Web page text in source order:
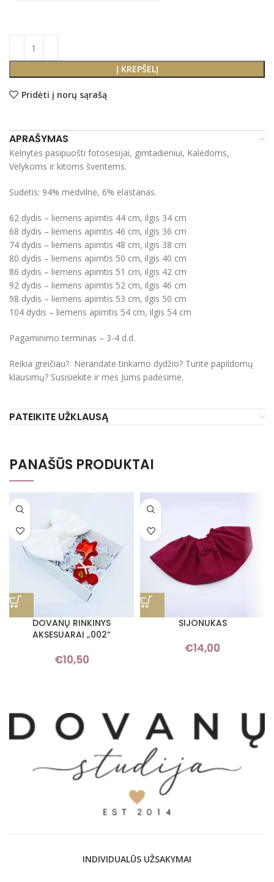
Į KREPŠELĮ
Pridėti į norų sąrašą
APRAŠYMAS
Kelnytės pasipuošti fotosesijai, gimtadieniui, Kalėdoms,
Velykoms ir kitoms šventėms.
Sudėtis: 94% medvilnė, 6% elastanas.
62 dydis – liemens apimtis 44 cm, ilgis 34 cm
68 dydis – liemens apimtis 46 cm, ilgis 36 cm
74 dydis – liemens apimtis 48 cm, ilgis 38 cm
80 dydis – liemens apimtis 50 cm, ilgis 40 cm
86 dydis – liemens apimtis 51 cm, ilgis 42 cm
92 dydis – liemens apimtis 52 cm, ilgis 46 cm
98 dydis – liemens apimtis 53 cm, ilgis 50 cm
104 dydis – liemens apimtis 54 cm, ilgis 54 cm
Pagaminimo terminas – 3-4 d.d.
Reikia greičiau? Nerandate tinkamo dydžio? Turite papildomų
klausimų? Susisiekite ir mes Jums padėsime.
PATEIKITE UŽKLAUSĄ
PANAŠŪS PRODUKTAI
DOVANŲ RINKINYS
AKSESUARAI „002“
€10,50
SIJONUKAS
€14,00
INDIVIDUALŪS UŽSAKYMAI